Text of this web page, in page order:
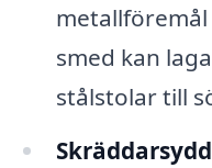
metallföremål
smed kan
stålstolar till